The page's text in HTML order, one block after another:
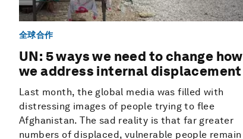
全球合作
UN: 5 ways we need to change how
we address internal displacement
Last month, the global media was filled with
distressing images of people trying to flee
Afghanistan. The sad reality is that far greater
numbers of displaced, vulnerable people remain